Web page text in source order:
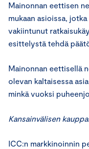
Mainonnan eettisen
mukaan asioissa,
vakiintunut
esittelystä tehdä
Mainonnan eettisellä
olevan kaltaisessa
minkä vuoksi
Kansainvälisen
ICC:n markkinoinnin